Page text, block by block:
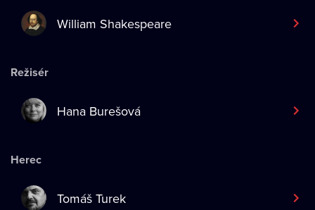
William Shakespeare
Režisér
Hana Burešová
Herec
Tomáš Turek